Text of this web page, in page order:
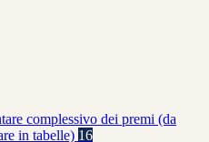
complessivo dei premi (da
in tabelle) 16